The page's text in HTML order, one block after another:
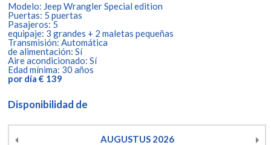
Modelo: Jeep Wrangler Special edition
Puertas: 5 puertas
Pasajeros: 5
equipaje: 3 grandes + 2 maletas pequeñas
Transmisión: Automática
de alimentación: Sí
Aire acondicionado: Sí
Edad mínima: 30 años
por día € 139
Disponibilidad de
AUGUSTUS 2026